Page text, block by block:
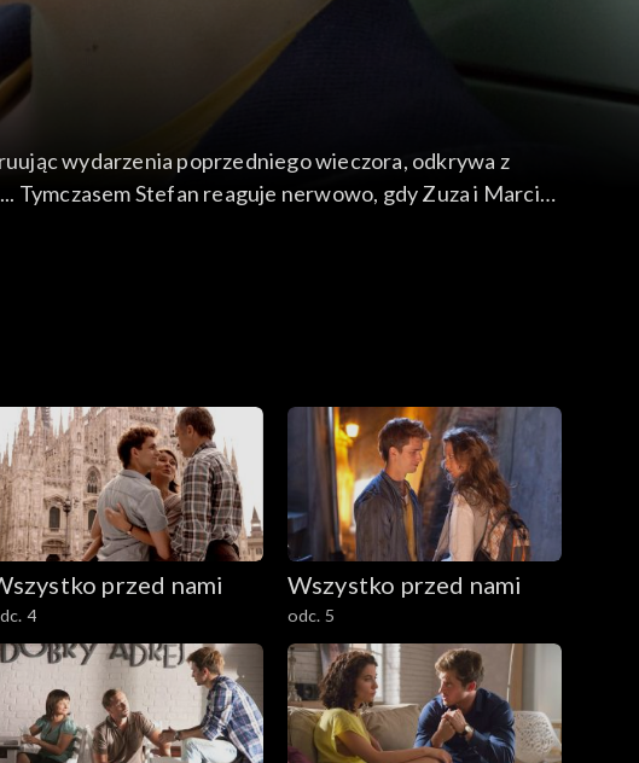
wydarzenia poprzedniego wieczora, odkrywa z
Tymczasem Stefan reaguje nerwowo, gdy Zuza i Marcin
przed nami
4
Wszystko przed nami
odc. 5